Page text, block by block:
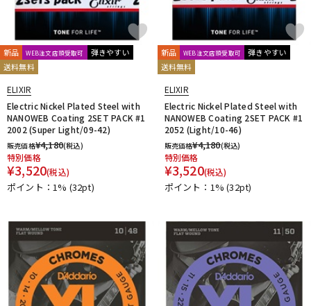
新品 WEB注文店頭受取可
弾きやすい
送料無料
ELIXIR
Electric Nickel Plated Steel with
NANOWEB Coating 2SET PACK #1
2002 (Super Light/09-42)
販売価格¥4,180(税込)
特別価格
¥3,520(税込)
ポイント：1% (32pt)
新品 WEB注文店頭受取可
弾きやすい
送料無料
ELIXIR
Electric Nickel Plated Steel with
NANOWEB Coating 2SET PACK #1
2052 (Light/10-46)
販売価格¥4,180(税込)
特別価格
¥3,520(税込)
ポイント：1%(32pt)